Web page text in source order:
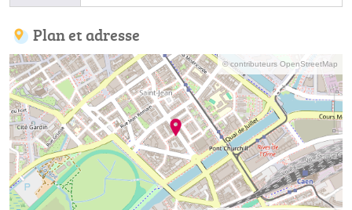
Plan et adresse
© contributeurs OpenStreetMap